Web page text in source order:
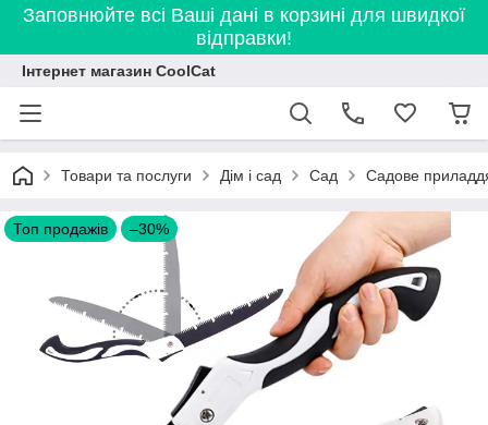
Заповнюйте всі Ваші дані в корзині для швидкої
відправки!
Інтернет магазин CoolCat
Товари та послуги Дім і сад Сад Садове
Топ продажів –30%